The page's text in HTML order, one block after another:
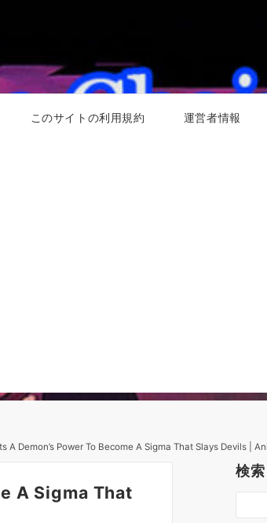
このサイトの利用規約 運営者情報
A Demon’s Power To Become A Sigma That Slays Devils |
A Sigma That
検索